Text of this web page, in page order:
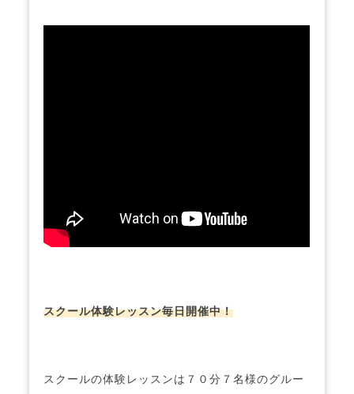
スクール体験レッスン毎日開催中！
スクールの体験レッスンは７０分７名様のグルー